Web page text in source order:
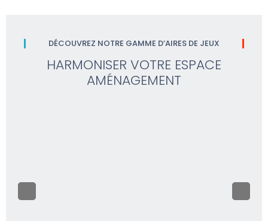
DÉCOUVREZ NOTRE GAMME D’AIRES DE JEUX
HARMONISER VOTRE ESPACE
AMÉNAGEMENT